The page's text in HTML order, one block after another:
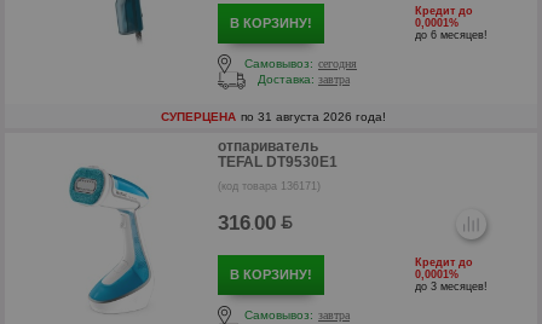
р
В КОРЗИНУ!
Кредит до
0,0001%
до 6 месяцев!
Самовывоз: сегодня
Доставка: завтра
СУПЕРЦЕНА по 31 августа 2026 года!
отпариватель
TEFAL DT9530E1
(код товара 136171)
316.00
В КОРЗИНУ!
Кредит до
0,0001%
до 3 месяцев!
Самовывоз: завтра